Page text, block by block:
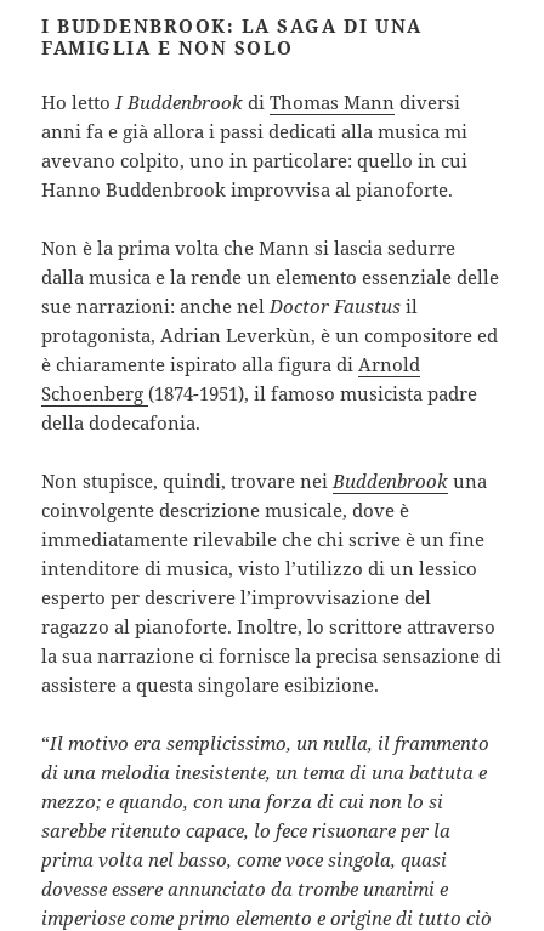
I BUDDENBROOK: LA SAGA DI UNA
FAMIGLIA E NON SOLO
Ho letto I Buddenbrook diThomas Mann diversi
anni fa e già allora i passi dedicati alla musica mi
avevano colpito, uno in particolare: quello in cui
Hanno Buddenbrook improvvisa al pianoforte.
Non è la prima volta che Mann si lascia sedurre
dalla musica e la rende un elemento essenziale delle
sue narrazioni: anche nel Doctor Faustus il
protagonista, Adrian Leverkùn, è un compositore ed
è chiaramente ispirato alla figura di Arnold
Schoenberg(1874-1951), il famoso musicista padre
della dodecafonia.
Non stupisce, quindi, trovare nei Buddenbrook una
coinvolgente descrizione musicale, dove è
immediatamente rilevabile che chi scrive è un fine
intenditore di musica, visto l’utilizzo di un lessico
esperto per descrivere l’improvvisazione del
ragazzo al pianoforte. Inoltre, lo scrittore attraverso
la sua narrazione ci fornisce la precisa sensazione di
assistere a questa singolare esibizione.
“Il motivo era semplicissimo, un nulla, il frammento
di una melodia inesistente, un tema di una battuta e
mezzo; e quando, con una forza di cui non lo si
sarebbe ritenuto capace, lo fece risuonare per la
prima volta nel basso, come voce singola, quasi
dovesse essere annunciato da trombe unanimi e
imperiose come primo elemento e origine di tutto ciò